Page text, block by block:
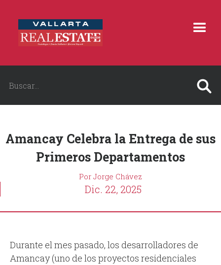
Amancay Celebra la Entrega de sus
Primeros Departamentos
Por Jorge Chávez
Dic. 22, 2025
Durante el mes pasado, los desarrolladores de
Amancay (uno de los proyectos residenciales